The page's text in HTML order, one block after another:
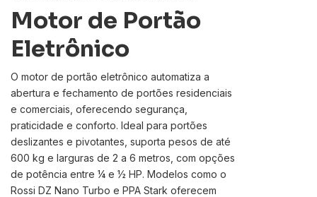
Motor de Portão
Eletrônico
O motor de portão eletrônico automatiza a
abertura e fechamento de portões residenciais
e comerciais, oferecendo segurança,
praticidade e conforto. Ideal para portões
deslizantes e pivotantes, suporta pesos de até
600 kg e larguras de 2 a 6 metros, com opções
de potência entre ¼ e ½ HP. Modelos como o
Rossi DZ Nano Turbo e PPA Stark oferecem